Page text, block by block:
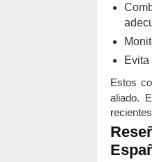
Estos
aliado.